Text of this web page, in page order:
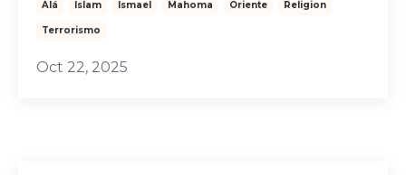
Alá Islam Ismael Mahoma Oriente Religion
Terrorismo
Oct 22, 2025